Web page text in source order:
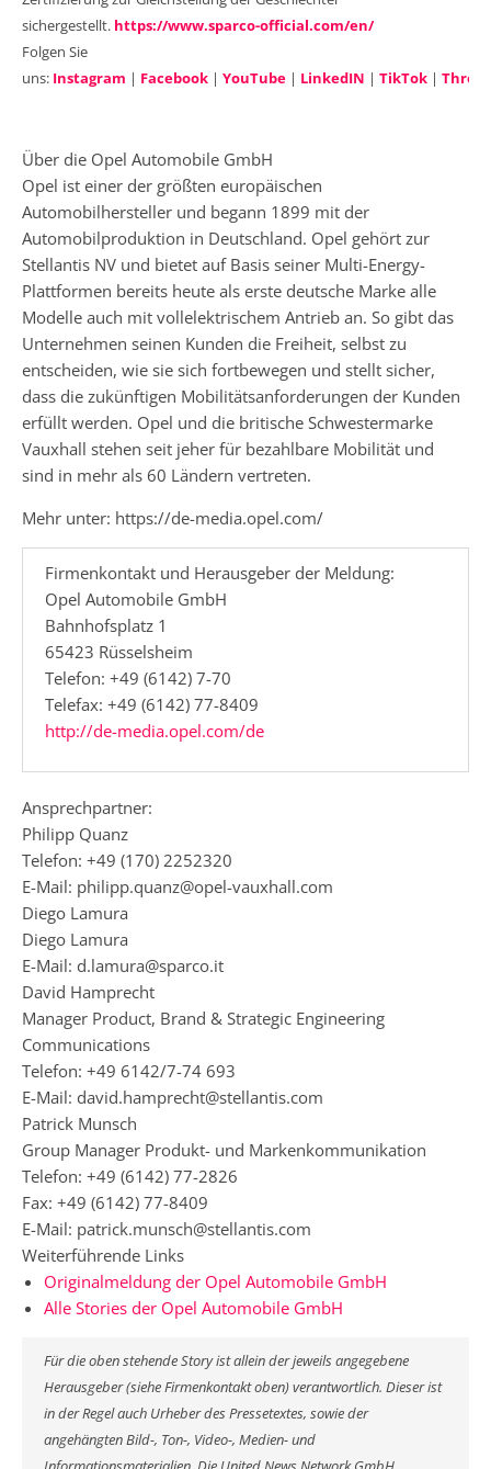
sichergestellt. https://www.sparco-official.com/en/
Folgen Sie
uns: Instagram | Facebook | YouTube | LinkedIN | TikTok |
Über die Opel Automobile GmbH
Opel ist einer der größten europäischen
Automobilhersteller und begann 1899 mit der
Automobilproduktion in Deutschland. Opel gehört zur
Stellantis NV und bietet auf Basis seiner Multi-Energy-
Plattformen bereits heute als erste deutsche Marke alle
Modelle auch mit vollelektrischem Antrieb an. So gibt das
Unternehmen seinen Kunden die Freiheit, selbst zu
entscheiden, wie sie sich fortbewegen und stellt sicher,
dass die zukünftigen Mobilitätsanforderungen der Kunden
erfüllt werden. Opel und die britische Schwestermarke
Vauxhall stehen seit jeher für bezahlbare Mobilität und
sind in mehr als 60 Ländern vertreten.
Mehr unter: https://de-media.opel.com/
Firmenkontakt und Herausgeber der Meldung:
Opel Automobile GmbH
Bahnhofsplatz 1
65423 Rüsselsheim
Telefon: +49 (6142) 7-70
Telefax: +49 (6142) 77-8409
http://de-media.opel.com/de
Ansprechpartner:
Philipp Quanz
Telefon: +49 (170) 2252320
E-Mail: philipp.quanz@opel-vauxhall.com
Diego Lamura
Diego Lamura
E-Mail: d.lamura@sparco.it
David Hamprecht
Manager Product, Brand & Strategic Engineering
Communications
Telefon: +49 6142/7-74 693
E-Mail: david.hamprecht@stellantis.com
Patrick Munsch
Group Manager Produkt- und Markenkommunikation
Telefon: +49 (6142) 77-2826
Fax: +49 (6142) 77-8409
E-Mail: patrick.munsch@stellantis.com
Weiterführende Links
Originalmeldung der Opel Automobile GmbH
Alle Stories der Opel Automobile GmbH
Für die oben stehende Story ist allein der jeweils angegebene
Herausgeber (siehe Firmenkontakt oben) verantwortlich. Dieser ist
in der Regel auch Urheber des Pressetextes, sowie der
angehängten Bild-, Ton-, Video-, Medien- und